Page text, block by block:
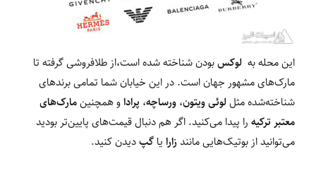
این محله به لوکسبودن شناخته شده است،از طلافروشی گرفته تا
مارک‌های مشهور جهان است. در این خیابان شما تمامی برندهای
شناخته‌شده مثللوئی ویتون، ورساچه، پراداو همچنینمارک‌های
معتبر ترکیه را پیدا می‌کنید. اگر هم دنبال قیمت‌های پایین‌تر بودید
می‌توانید از بوتیک‌هایی مانندزارا یا گپدیدن کنید.